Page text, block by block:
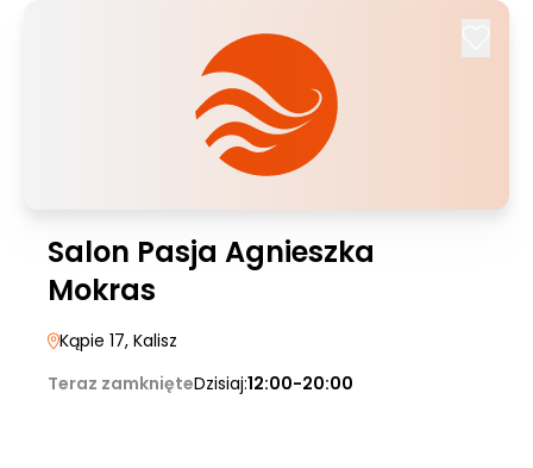
Salon Pasja Agnieszka
Mokras
Kąpie 17, Kalisz
Teraz zamknięteDzisiaj:12:00-20:00